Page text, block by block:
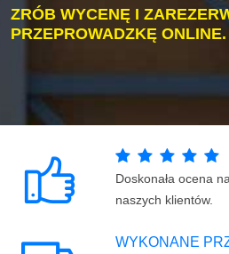
ZRÓB WYCENĘ I
PRZEPROWADZKĘ ONLINE.
Doskonała ocena
naszych klientów.
WYKONANE